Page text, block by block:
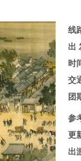
线
出
时
交
团
参
更
出